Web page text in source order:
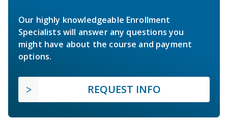
Our highly knowledgeable Enrollment
Specialists will answer any questions you
might have about the course and payment
options.
REQUEST INFO